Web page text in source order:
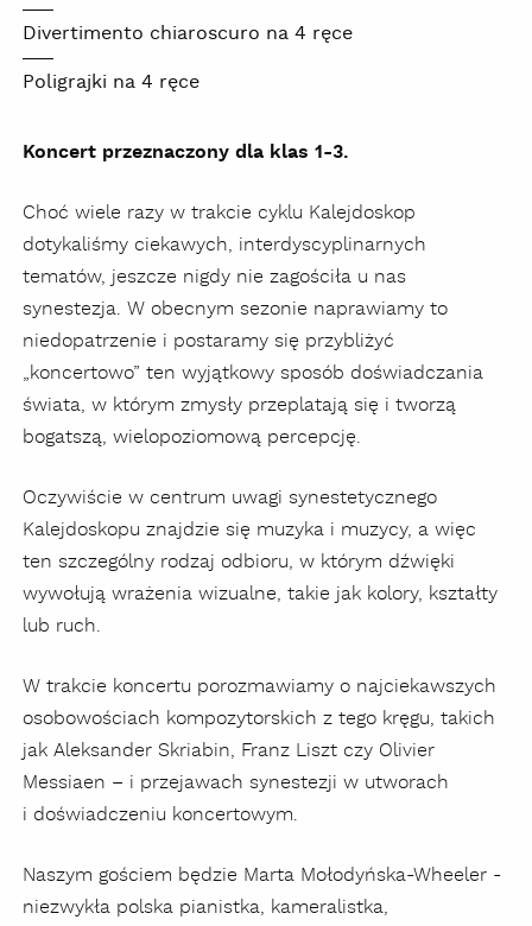
Divertimento chiaroscuro na 4 ręce
Poligrajki na 4 ręce
Koncert przeznaczony dla klas 1-3.
Choć wiele razy w trakcie cyklu Kalejdoskop
dotykaliśmy ciekawych, interdyscyplinarnych
tematów, jeszcze nigdy nie zagościła u nas
synestezja. W obecnym sezonie naprawiamy to
niedopatrzenie i postaramy się przybliżyć
„koncertowo” ten wyjątkowy sposób doświadczania
świata, w którym zmysły przeplatają się i tworzą
bogatszą, wielopoziomową percepcję.
Oczywiście w centrum uwagi synestetycznego
Kalejdoskopu znajdzie się muzyka i muzycy, a więc
ten szczególny rodzaj odbioru, w którym dźwięki
wywołują wrażenia wizualne, takie jak kolory, kształty
lub ruch.
W trakcie koncertu porozmawiamy o najciekawszych
osobowościach kompozytorskich z tego kręgu, takich
jak Aleksander Skriabin, Franz Liszt czy Olivier
Messiaen – i przejawach synestezji w utworach
i doświadczeniu koncertowym.
Naszym gościem będzie Marta Mołodyńska-Wheeler -
niezwykła polska pianistka, kameralistka,